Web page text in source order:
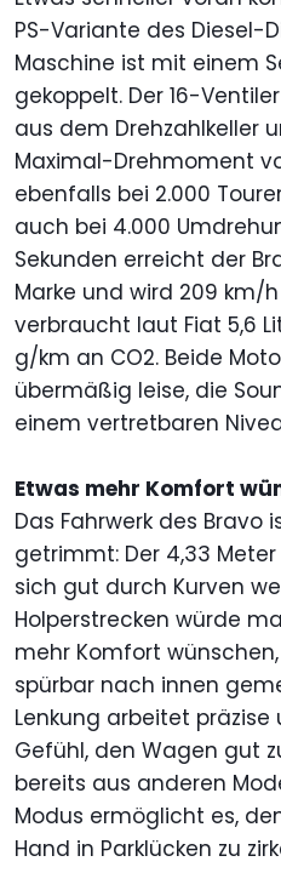
PS-Variante des Diesel-
Maschine ist mit einem
gekoppelt. Der 16-
aus dem Drehzahlkeller
Maximal-Drehmoment
ebenfalls bei 2.000
auch bei 4.000
Sekunden erreicht der
Marke und wird 209 km/
verbraucht laut Fiat 5,6
g/km an CO2. Beide
übermäßig leise, die
einem vertretbaren
Etwas mehr Komfort
Das Fahrwerk des Bravo
getrimmt: Der 4,33
sich gut durch Kurven
Holperstrecken würde
mehr Komfort
spürbar nach innen
Lenkung arbeitet
Gefühl, den Wagen gut
bereits aus anderen
Modus ermöglicht es,
Hand in Parklücken zu